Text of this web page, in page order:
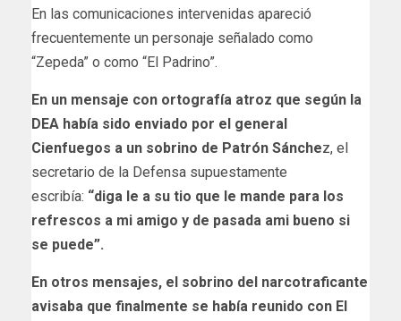
En las comunicaciones intervenidas apareció
frecuentemente un personaje señalado como
“Zepeda” o como “El Padrino”.
En un mensaje con ortografía atroz que según la
DEA había sido enviado por el general
Cienfuegos a un sobrino de Patrón Sánchez, el
secretario de la Defensa supuestamente
escribía: “diga le a su tio que le mande para los
refrescos a mi amigo y de pasada ami bueno si
se puede”.
En otros mensajes, el sobrino del narcotraficante
avisaba que finalmente se había reunido con El